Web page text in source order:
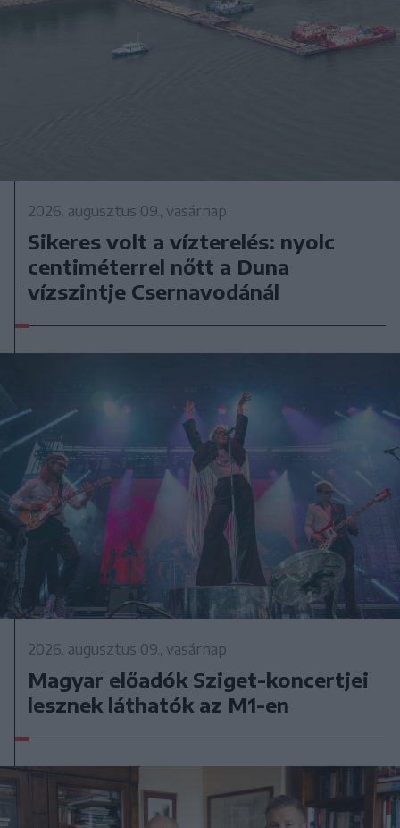
2026. augusztus 09., vasárnap
Sikeres volt a vízterelés: nyolc
centiméterrel nőtt a Duna
vízszintje Csernavodánál
2026. augusztus 09., vasárnap
Magyar előadók Sziget-koncertjei
lesznek láthatók az M1-en